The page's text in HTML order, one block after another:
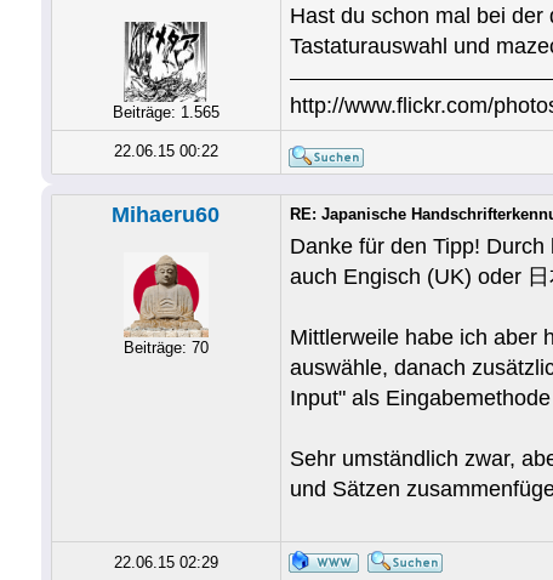
Beiträge: 1.565
Hast du schon mal bei
Tastaturauswahl und
http://www.flickr.com/
22.06.15 00:22
Mihaeru60
Beiträge: 70
RE: Japanische
Danke für den Tipp!
auch Engisch (UK) oder
Mittlerweile habe ich aber
auswähle, danach
Input" als
Sehr umständlich zwar,
und Sätzen
22.06.15 02:29